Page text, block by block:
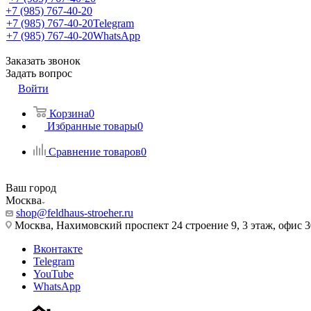
+7 (985) 767-40-20
+7 (985) 767-40-20Telegram
+7 (985) 767-40-20WhatsApp
Заказать звонок
Задать вопрос
Войти
Корзина0
Избранные товары0
Сравнение товаров0
Ваш город
Москва
shop@feldhaus-stroeher.ru
Москва, Нахимовский проспект 24 строение 9, 3 этаж, офис
Вконтакте
Telegram
YouTube
WhatsApp